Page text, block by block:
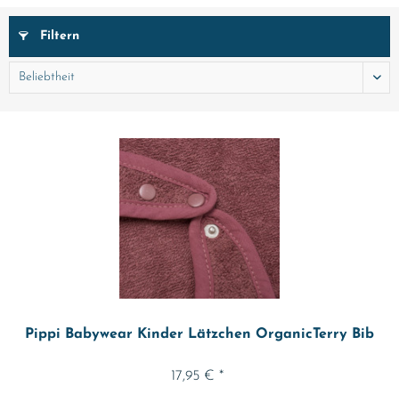
Filtern
Pippi Babywear Kinder Lätzchen OrganicTerry Bib
17,95 € *